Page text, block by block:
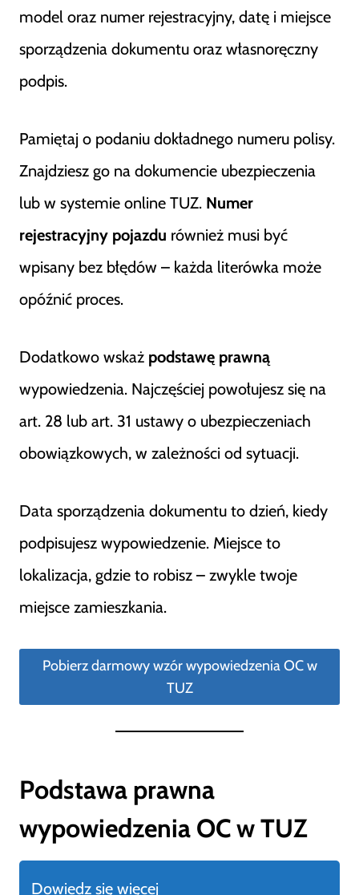
model oraz numer rejestracyjny, datę i miejsce
sporządzenia dokumentu oraz własnoręczny
podpis.
Pamiętaj o podaniu dokładnego numeru polisy.
Znajdziesz go na dokumencie ubezpieczenia
lub w systemie online TUZ. Numer
rejestracyjny pojazdu również musi być
wpisany bez błędów – każda literówka może
opóźnić proces.
Dodatkowo wskaż podstawę prawną
wypowiedzenia. Najczęściej powołujesz się na
art. 28 lub art. 31 ustawy o ubezpieczeniach
obowiązkowych, w zależności od sytuacji.
Data sporządzenia dokumentu to dzień, kiedy
podpisujesz wypowiedzenie. Miejsce to
lokalizacja, gdzie to robisz – zwykle twoje
miejsce zamieszkania.
Pobierz darmowy wzór wypowiedzenia OC w
TUZ
Podstawa prawna
wypowiedzenia OC w TUZ
Dowiedz się więcej